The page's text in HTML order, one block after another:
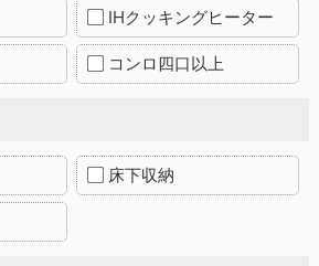
IHクッキングヒーター
コンロ四口以上
床下収納